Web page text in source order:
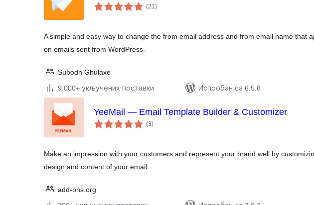
(21укупних
оцена
)
A simple and easy way to change the from email address and from email name that
on emails sent from WordPress.
Subodh Ghulaxe
9.000+ укључених поставки
Испробан са 6.5.8
YeeMail — Email Template Builder & Customizer
(3укупних
оцена
)
Make an impression with your customers and represent your brand well by
design and content of your email
add-ons.org